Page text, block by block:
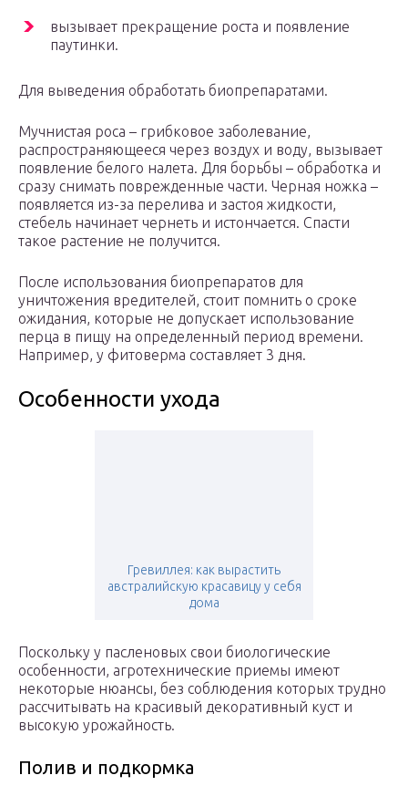
вызывает прекращение роста и появление
паутинки.
Для выведения обработать биопрепаратами.
Мучнистая роса – грибковое заболевание,
распространяющееся через воздух и воду, вызывает
появление белого налета. Для борьбы – обработка и
сразу снимать поврежденные части. Черная ножка –
появляется из-за перелива и застоя жидкости,
стебель начинает чернеть и истончается. Спасти
такое растение не получится.
После использования биопрепаратов для
уничтожения вредителей, стоит помнить о сроке
ожидания, которые не допускает использование
перца в пищу на определенный период времени.
Например, у фитоверма составляет 3 дня.
Особенности ухода
Гревиллея: как вырастить
австралийскую красавицу у себя
дома
Поскольку у пасленовых свои биологические
особенности, агротехнические приемы имеют
некоторые нюансы, без соблюдения которых трудно
рассчитывать на красивый декоративный куст и
высокую урожайность.
Полив и подкормка